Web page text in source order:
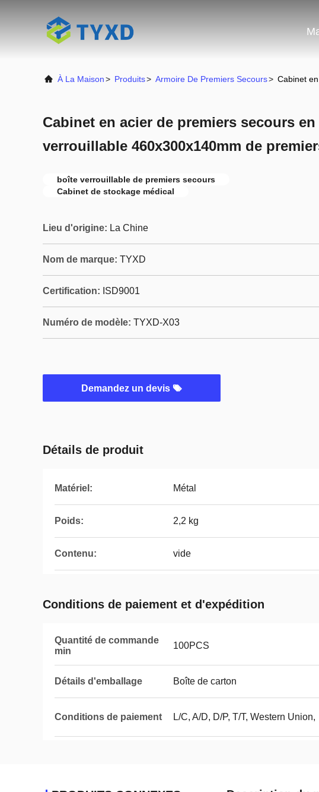
À La Maison> Produits> Armoire De Premiers Secours> Cabinet
Cabinet en acier de premiers secours
verrouillable 460x300x140mm de
boîte verrouillable de premiers secours
Cabinet de stockage médical
Lieu d'origine: La Chine
Nom de marque: TYXD
Certification: ISD9001
Numéro de modèle: TYXD-X03
Demandez un devis
Détails de produit
Matériel: Métal
Poids: 2,2 kg
Contenu: vide
Conditions de paiement et d'expédition
Quantité de commande
min
100PCS
Détails d'emballage Boîte de carton
Conditions de paiement L/C, A/D, D/P, T/T, Western Union,